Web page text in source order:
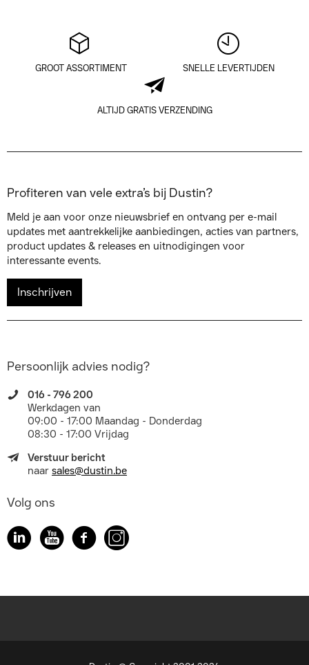
GROOT ASSORTIMENT SNELLE LEVERTIJDEN
ALTIJD GRATIS VERZENDING
Profiteren van vele extra’s bij Dustin?
Meld je aan voor onze nieuwsbrief en ontvang per e-mail
updates met aantrekkelijke aanbiedingen, acties van partners,
product updates & releases en uitnodigingen voor
interessante events.
Inschrijven
Persoonlijk advies nodig?
016 - 796 200
Werkdagen van
09:00 - 17:00 Maandag - Donderdag
08:30 - 17:00 Vrijdag
Verstuur bericht
naar sales@dustin.be
Volg ons